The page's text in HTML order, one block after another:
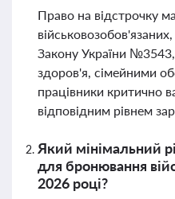
Право на відстрочку
Закону України
здоров'я, сімейними
працівники критично
відповідним рівнем
Який мінімальний
для бронювання
2026 році?